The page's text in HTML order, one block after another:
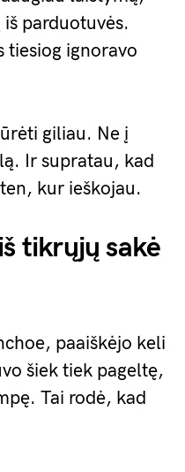
parduotuvės.
tiesiog ignoravo
giliau. Ne į
Ir supratau, kad
kur ieškojau.
tikrųjų sakė
paaiškėjo keli
šiek tiek pageltę,
Tai rodė, kad